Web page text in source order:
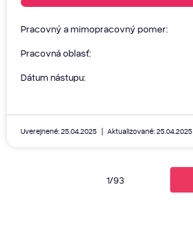
Pracovný a mimopracovný pomer:
Pracovná oblasť:
Dátum nástupu:
Uverejnené: 25.04.2025 Aktualizované: 25.04.2025
1/93